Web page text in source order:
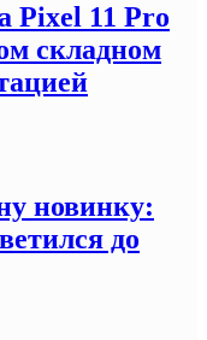
Pixel 11 Pro
складном
новинку:
до